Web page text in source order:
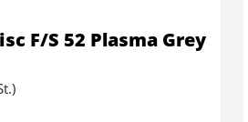
F/S 52 Plasma Grey